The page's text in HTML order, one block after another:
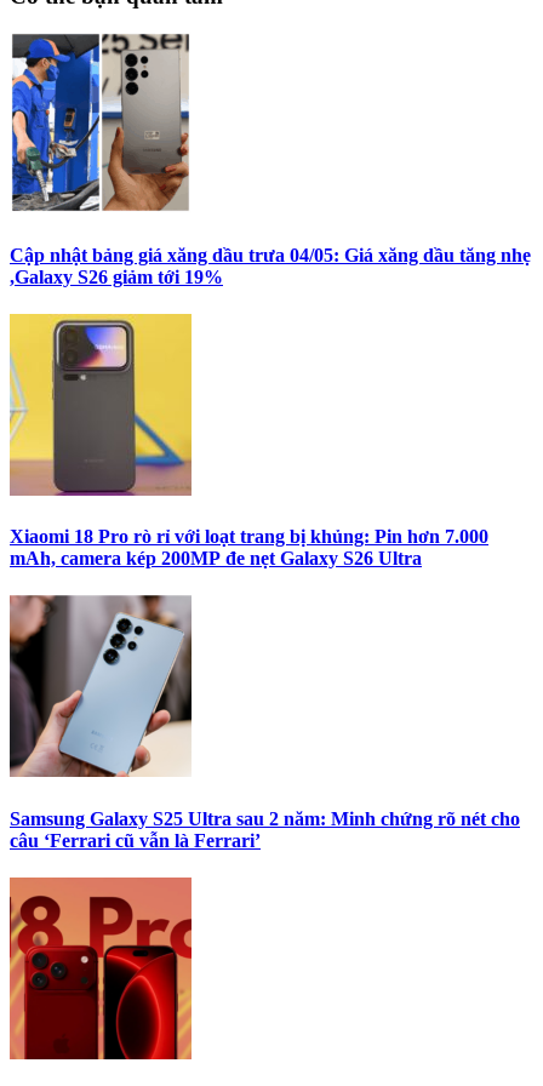
Cập nhật bảng giá xăng dầu trưa 04/05: Giá xăng dầu tăng nhẹ
,Galaxy S26 giảm tới 19%
Xiaomi 18 Pro rò rỉ với loạt trang bị khủng: Pin hơn 7.000
mAh, camera kép 200MP đe nẹt Galaxy S26 Ultra
Samsung Galaxy S25 Ultra sau 2 năm: Minh chứng rõ nét cho
câu ‘Ferrari cũ vẫn là Ferrari’